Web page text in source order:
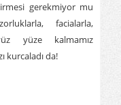
gerekmiyor mu
facialarla,
yüze kalmamız
kurcaladı da!